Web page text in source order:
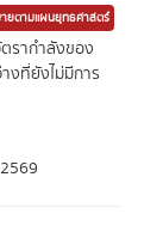
ายตามแผนยุทธศาสตร์
ตรากำลังของ
งที่ยังไม่มีการ